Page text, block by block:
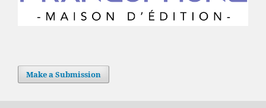
Make a Submission